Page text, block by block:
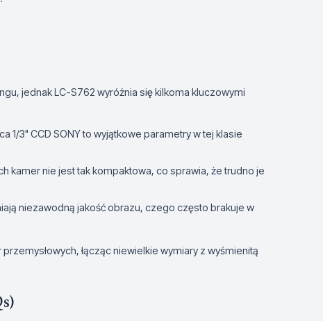
jednak LC-S762 wyróżnia się kilkoma kluczowymi
1/3" CCD SONY to wyjątkowe parametry w tej klasie
kamer nie jest tak kompaktowa, co sprawia, że trudno je
niezawodną jakość obrazu, czego często brakuje w
łącząc niewielkie wymiary z wyśmienitą